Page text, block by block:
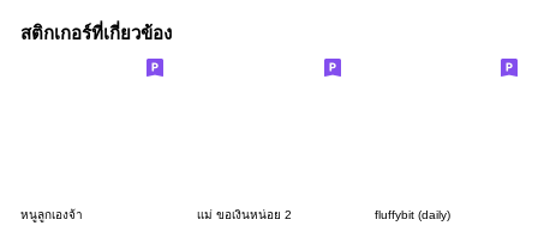
สติกเกอร์ที่เกี่ยวข้อง
หนูลูกเองจ้า เเม่ ขอเงินหน่อย 2 fluffybit (daily)